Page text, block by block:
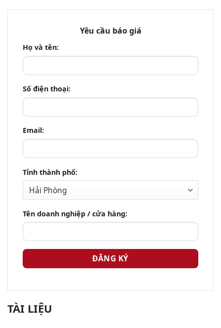
Yêu cầu báo giá
Họ và tên:
Số điện thoại:
Email:
Tỉnh thành phố:
Tên doanh nghiệp / cửa hàng:
TÀI LIỆU